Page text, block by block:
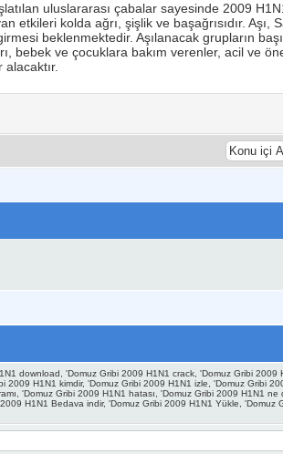
uluslararası çabalar sayesinde 2009
etkileri kolda ağrı, şişlik ve başağrısıdır. Aşı,
beklenmektedir. Aşılanacak grupların
bebek ve çocuklara bakım verenler, acil ve
download, 'Domuz Gribi 2009 H1N1 crack, 'Domuz Gribi 2009
H1N1 kimdir, 'Domuz Gribi 2009 H1N1 izle, 'Domuz Gribi
'Domuz Gribi 2009 H1N1 hatası, 'Domuz Gribi 2009 H1N1
H1N1 Bedava indir, 'Domuz Gribi 2009 H1N1 Yükle, 'Domuz